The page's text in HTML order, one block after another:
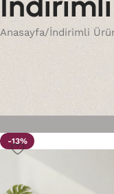
Anasayfa İndirimli
-13%